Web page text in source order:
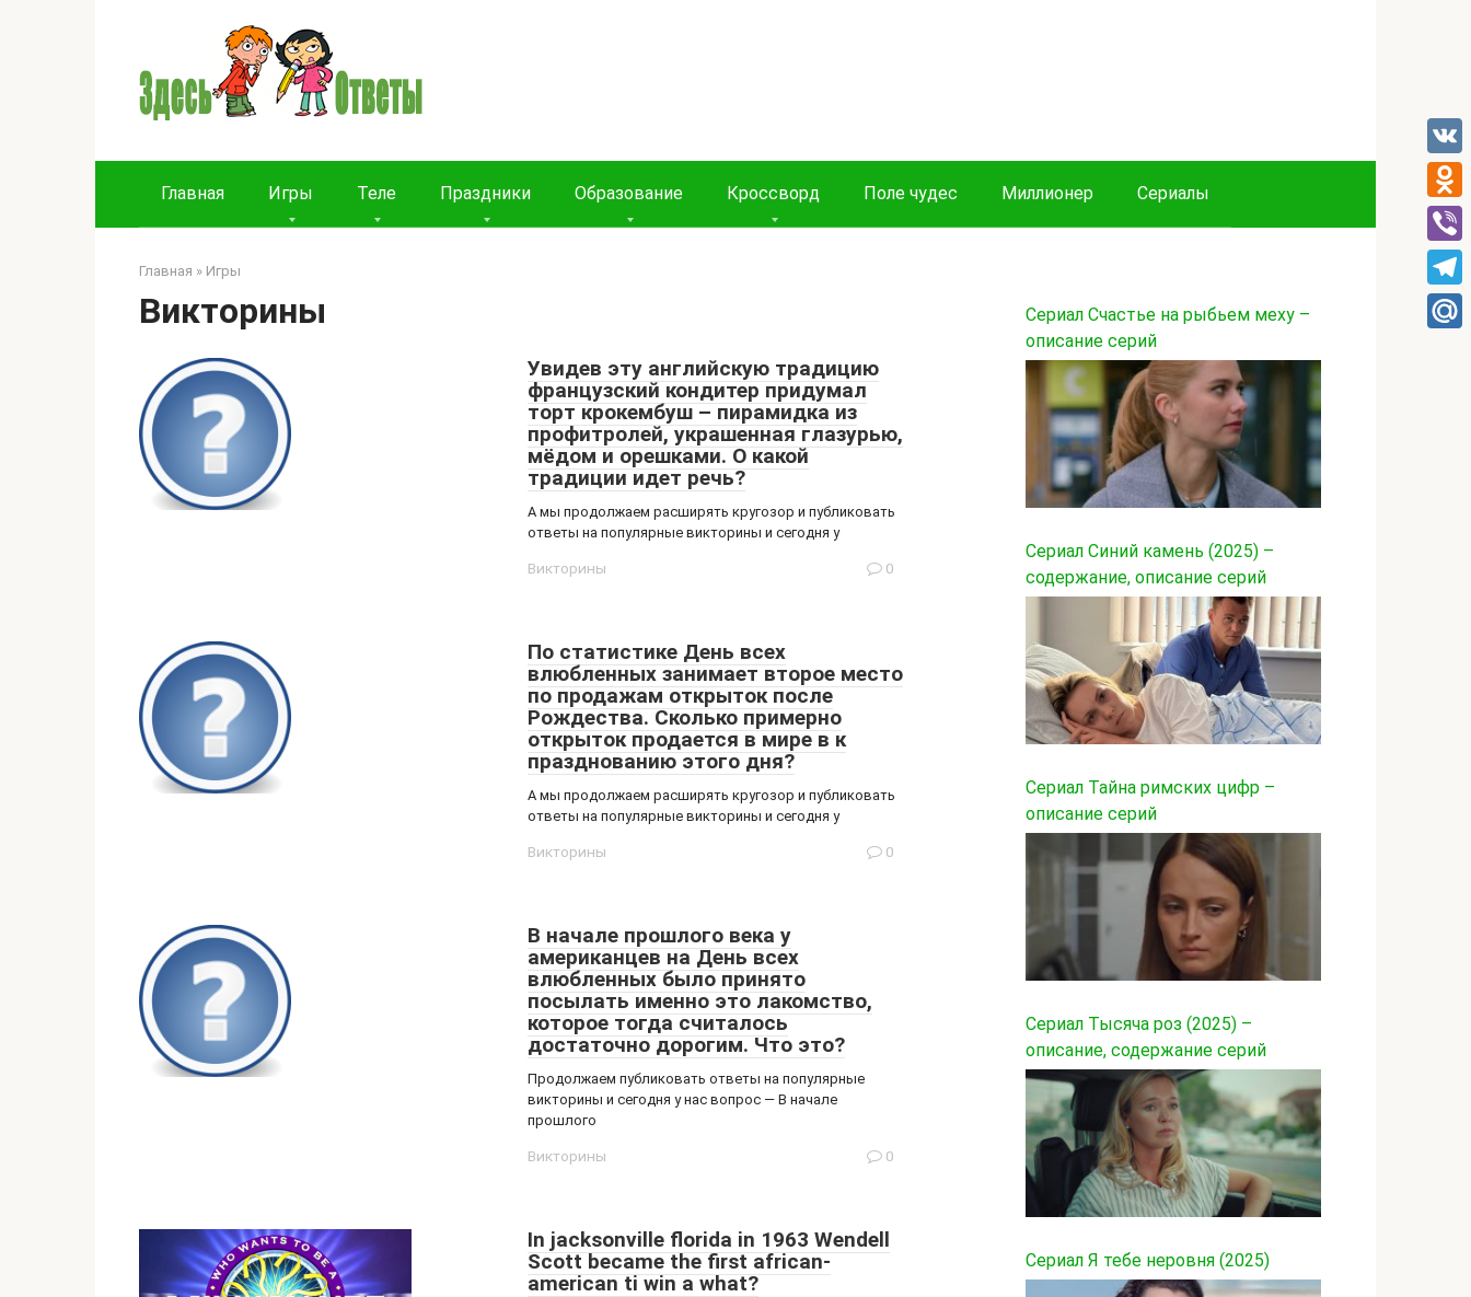
Главная Игры Теле Праздники Образование Кроссворд Поле чудес Миллионер Сериалы
Главная » Игры
Викторины
Увидев эту английскую традицию
французский кондитер придумал
торт крокембуш – пирамидка из
профитролей, украшенная глазурью,
мёдом и орешками. О какой
традиции идет речь?
А мы продолжаем расширять кругозор и публиковать
ответы на популярные викторины и сегодня у
Викторины 0
По статистике День всех
влюбленных занимает второе место
по продажам открыток после
Рождества. Сколько примерно
открыток продается в мире в к
празднованию этого дня?
А мы продолжаем расширять кругозор и публиковать
ответы на популярные викторины и сегодня у
Викторины 0
В начале прошлого века у
американцев на День всех
влюбленных было принято
посылать именно это лакомство,
которое тогда считалось
достаточно дорогим. Что это?
Продолжаем публиковать ответы на популярные
викторины и сегодня у нас вопрос — В начале
прошлого
Викторины 0
In jacksonville florida in 1963 Wendell
Scott became the first african-
american ti win a what?
Сериал Счастье на рыбьем меху –
описание серий
Сериал Синий камень (2025) –
содержание, описание серий
Сериал Тайна римских цифр –
описание серий
Сериал Тысяча роз (2025) –
описание, содержание серий
Сериал Я тебе неровня (2025)
VK
Viber